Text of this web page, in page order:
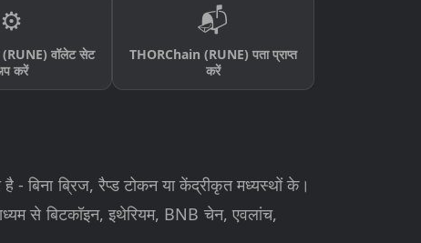
⚙️
वॉलेट सेट
करें
📬
THORChain (RUNE) पता प्राप्त
करें
- बिना ब्रिज, रैप्ड टोकन या केंद्रीकृत मध्यस्थों के।
से बिटकॉइन, इथेरियम, BNB चेन, एवलांच,